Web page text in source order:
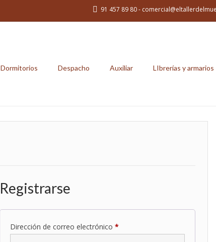
91 457 89 80 -
Dormitorios Despacho Auxiliar LIbrerías y armarios
Registrarse
Dirección de correo electrónico *Obligatorio